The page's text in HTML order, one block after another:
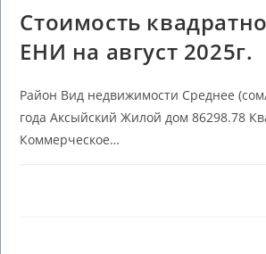
Стоимость
ЕНИ на август 2025г.
Район Вид недвижимости Среднее
года Аксыйский Жилой дом 86298.78
Коммерческое…